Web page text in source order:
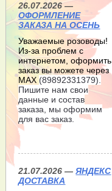
26.07.2026 —
ОФОРМЛЕНИЕ
ЗАКАЗА НА ОСЕНЬ
Уважаемые розоводы!
Из-за проблем с
интернетом, оформить
заказ вы можете через
МАХ (89892331379).
Пишите нам свои
данные и состав
заказа, мы оформим
для вас заказ.
21.07.2026 —ЯНДЕКС
ДОСТАВКА